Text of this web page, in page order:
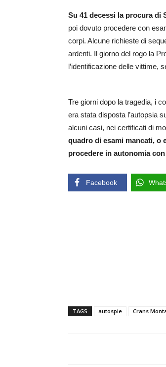
Su 41 decessi la procura di
poi dovuto procedere con
corpi. Alcune richieste di
ardenti. Il giorno del rogo la
l’identificazione delle vittime,
Tre giorni dopo la tragedia, i
era stata disposta l’autopsia
alcuni casi, nei certificati di
quadro di esami mancati, o
procedere in autonomia
Facebook
TAGS autospie Crans